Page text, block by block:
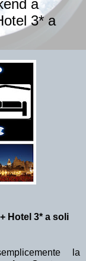
a
3* a
Hotel 3* a soli
la